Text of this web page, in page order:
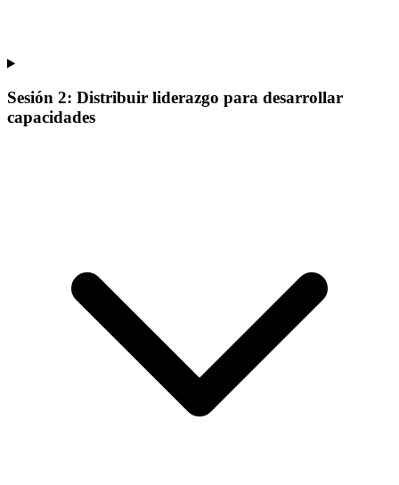
Sesión 2: Distribuir liderazgo para desarrollar
capacidades